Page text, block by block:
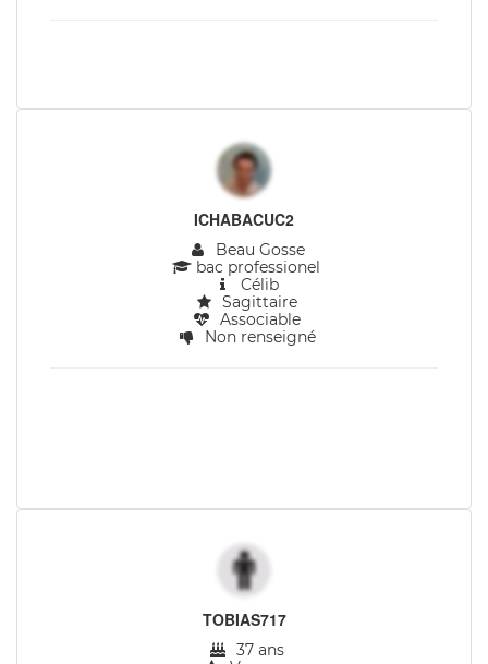
ICHABACUC2
Beau Gosse
bac professionel
Célib
Sagittaire
Associable
Non renseigné
TOBIAS717
37 ans